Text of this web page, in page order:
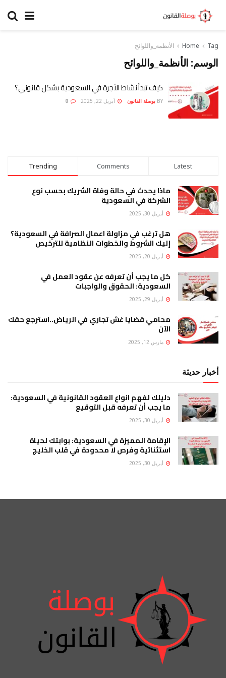
Home Tag الأنظمة_واللوائح
الوسم: الأنظمة_واللوائح
كيف تبدأ نشاط الأجرة في السعودية بشكل قانوني؟
BY بوصلة القانون أبريل 22, 2025
Trending Comments Latest
ماذا يحدث في حالة وفاة الشريك بحسب نوع
الشركة في السعودية
أبريل 30, 2025
هل ترغب في مزاولة اعمال الصرافة في السعودية؟
إليك الشروط والخطوات النظامية للترخيص
أبريل 20, 2025
كل ما يجب أن تعرفه عن عقود العمل في
السعودية: الحقوق والواجبات
أبريل 29, 2025
محامي قضايا غش تجاري في الرياض..استرجع حقك
الآن
مارس 12, 2025
أخبار حديثة
دليلك لفهم انواع العقود القانونية في السعودية:
ما يجب أن تعرفه قبل التوقيع
أبريل 30, 2025
الإقامة المميزة في السعودية: بوابتك لحياة
استثنائية وفرص لا محدودة في قلب الخليج
أبريل 30, 2025